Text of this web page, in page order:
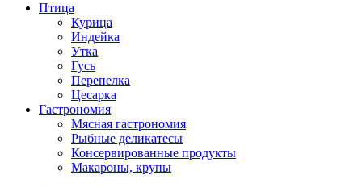
Птица
Курица
Индейка
Утка
Гусь
Перепелка
Цесарка
Гастрономия
Мясная гастрономия
Рыбные деликатесы
Консервированные продукты
Макароны, крупы